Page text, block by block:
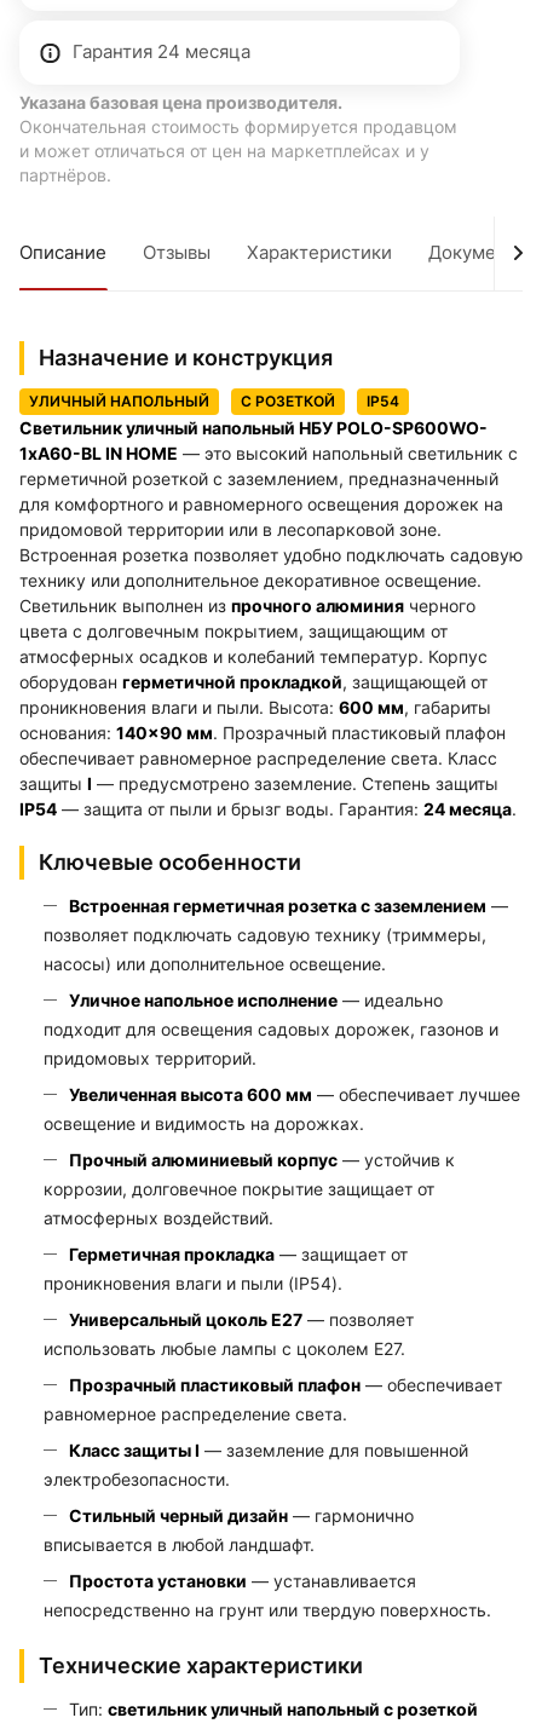
Гарантия 24 месяца
Указана базовая цена производителя.
Окончательная стоимость формируется продавцом
и может отличаться от цен на маркетплейсах и у
партнёров.
Описание Отзывы Характеристики Документы
Назначение и конструкция
УЛИЧНЫЙ НАПОЛЬНЫЙ С РОЗЕТКОЙ IP54
Светильник уличный напольный НБУ POLO-SP600WO-
1xA60-BL IN HOME — это высокий напольный светильник с
герметичной розеткой с заземлением, предназначенный
для комфортного и равномерного освещения дорожек на
придомовой территории или в лесопарковой зоне.
Встроенная розетка позволяет удобно подключать садовую
технику или дополнительное декоративное освещение.
Светильник выполнен из прочного алюминия черного
цвета с долговечным покрытием, защищающим от
атмосферных осадков и колебаний температур. Корпус
оборудован герметичной прокладкой, защищающей от
проникновения влаги и пыли. Высота: 600 мм, габариты
основания: 140×90 мм. Прозрачный пластиковый плафон
обеспечивает равномерное распределение света. Класс
защиты I — предусмотрено заземление. Степень защиты
IP54 — защита от пыли и брызг воды. Гарантия: 24 месяца.
Ключевые особенности
Встроенная герметичная розетка с заземлением —
позволяет подключать садовую технику (триммеры,
насосы) или дополнительное освещение.
Уличное напольное исполнение — идеально
подходит для освещения садовых дорожек, газонов и
придомовых территорий.
Увеличенная высота 600 мм — обеспечивает лучшее
освещение и видимость на дорожках.
Прочный алюминиевый корпус — устойчив к
коррозии, долговечное покрытие защищает от
атмосферных воздействий.
Герметичная прокладка — защищает от
проникновения влаги и пыли (IP54).
Универсальный цоколь E27 — позволяет
использовать любые лампы с цоколем E27.
Прозрачный пластиковый плафон — обеспечивает
равномерное распределение света.
Класс защиты I — заземление для повышенной
электробезопасности.
Стильный черный дизайн — гармонично
вписывается в любой ландшафт.
Простота установки — устанавливается
непосредственно на грунт или твердую поверхность.
Технические характеристики
Тип: светильник уличный напольный с розеткой